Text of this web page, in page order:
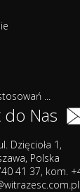
...
do Nas
Dzięcioła 1,
Polska
41 37, kom.